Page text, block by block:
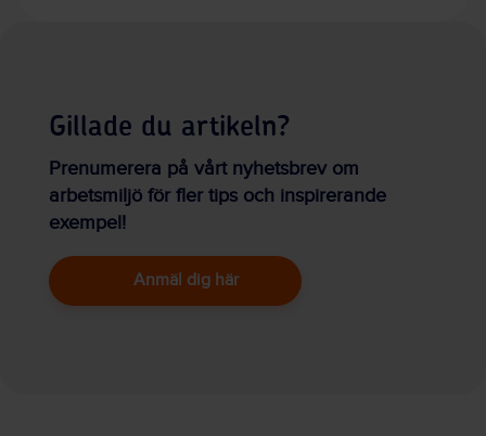
Gillade du artikeln?
Prenumerera på vårt nyhetsbrev om
arbetsmiljö för fler tips och inspirerande
exempel!
Anmäl dig här